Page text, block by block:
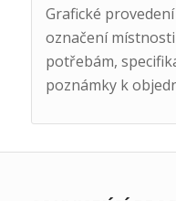
Grafické
označení
potřebám,
poznámky k